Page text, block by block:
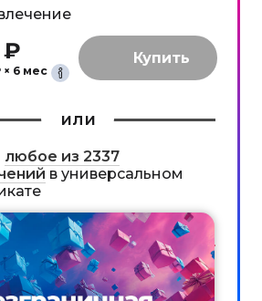
₽
× 6 мес
или
любое из 2337
в универсальном